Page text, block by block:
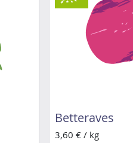
Betteraves
3,60 € / kg